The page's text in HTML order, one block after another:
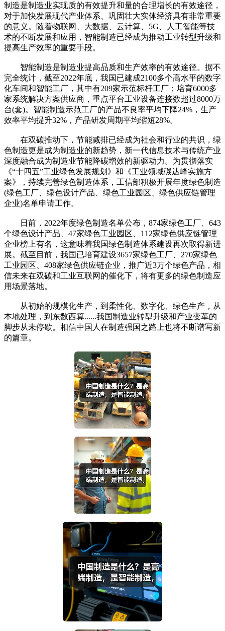
制造是制造业实现质的有效提升和量的合理增长的有效途径，
对于加快发展现代产业体系、巩固壮大实体经济具有非常重要
的意义。随着物联网、大数据、云计算、5G、人工智能等技
术的不断发展和应用，智能制造已经成为推动工业转型升级和
提高生产效率的重要手段。
智能制造是制造业提高品质和生产效率的有效途径。据不
完全统计，截至2022年底，我国已建成2100多个高水平的数字
化车间和智能工厂，其中有209家示范标杆工厂；培育6000多
家系统解决方案供应商，重点平台工业设备连接数超过8000万
台(套)。智能制造示范工厂的产品不良率平均下降24%，生产
效率平均提升32%，产品研发周期平均缩短28%。
在双碳推动下，节能减排已经成为社会和行业的共识，绿
色制造更是成为制造业的新趋势，新一代信息技术与传统产业
深度融合成为制造业节能降碳增效的新驱动力。为贯彻落实
《“十四五”工业绿色发展规划》和《工业领域碳达峰实施方
案》，持续完善绿色制造体系，工信部积极开展年度绿色制造
(绿色工厂、绿色设计产品、绿色工业园区、绿色供应链管理
企业)名单申请工作。
日前，2022年度绿色制造名单公布，874家绿色工厂、643
个绿色设计产品、47家绿色工业园区、112家绿色供应链管理
企业榜上有名，这意味着我国绿色制造体系建设再次取得新进
展。截至目前，我国已培育建设3657家绿色工厂、270家绿色
工业园区、408家绿色供应链企业，推广近3万个绿色产品，相
信未来在双碳和工业互联网的催化下，将有更多的绿色制造应
用场景落地。
从初始的规模化生产，到柔性化、数字化、绿色生产，从
本地处理，到东数西算......我国制造业转型升级和产业变革的
脚步从未停歇。相信中国人在制造强国之路上也将不断谱写新
的篇章。